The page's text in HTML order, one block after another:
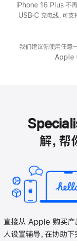
iPhone 16 Plus 不再
USB‑C 充电线，可
我们建议你使用任意
Apple
解，帮
直接从 Apple 购买产
人设置辅导，在协助